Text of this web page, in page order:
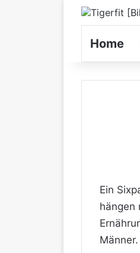
Home
Ein
hängen